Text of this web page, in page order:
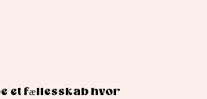
et fællesskab hvor